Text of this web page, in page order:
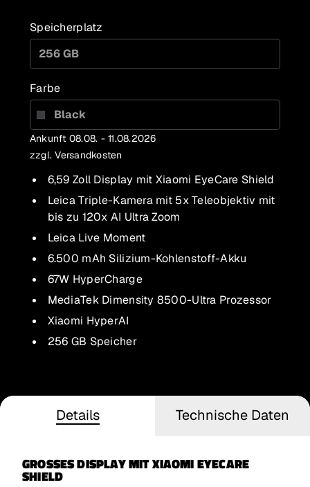
Speicherplatz
256 GB
Farbe
Black
Ankunft 08.08. - 11.08.2026
zzgl. Versandkosten
6,59 Zoll Display mit Xiaomi EyeCare Shield
Leica Triple-Kamera mit 5x Teleobjektiv mit
bis zu 120x AI Ultra Zoom
Leica Live Moment
6.500 mAh Silizium-Kohlenstoff-Akku
67W HyperCharge
MediaTek Dimensity 8500-Ultra Prozessor
Xiaomi HyperAI
256 GB Speicher
Details Technische Daten
GROSSES DISPLAY MIT XIAOMI EYECARE S
HIELD